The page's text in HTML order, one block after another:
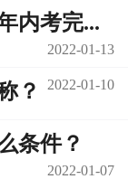
内考完...
2022-01-13
？ 2022-01-10
条件？
2022-01-07